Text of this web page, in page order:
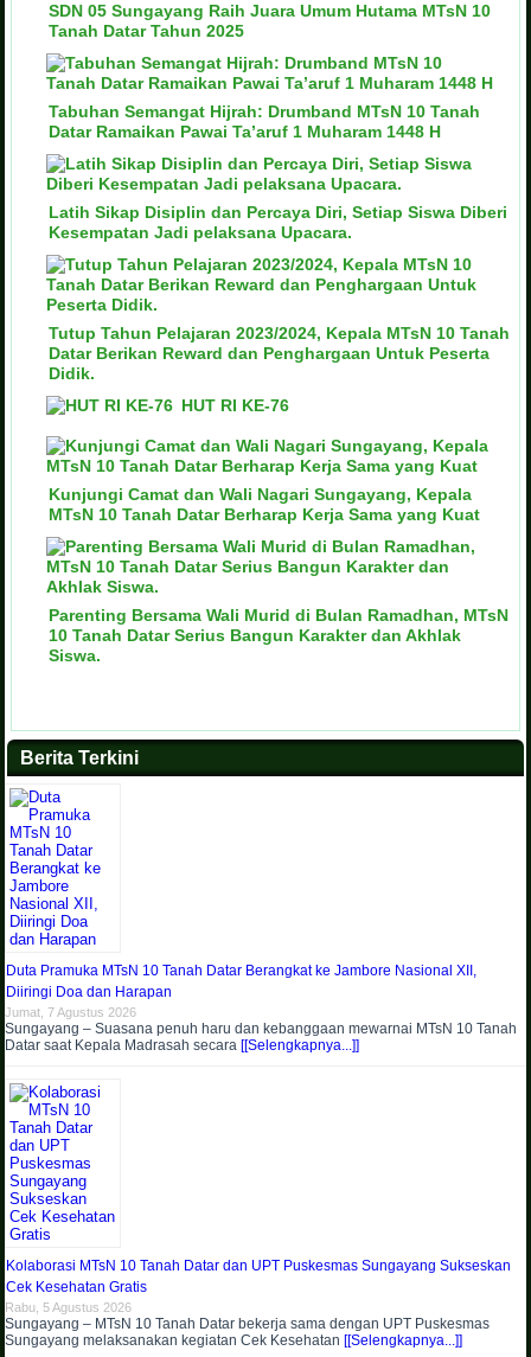
SDN 05 Sungayang Raih Juara Umum Hutama MTsN 10
Tanah Datar Tahun 2025
Tabuhan Semangat Hijrah: Drumband MTsN 10 Tanah
Datar Ramaikan Pawai Ta’aruf 1 Muharam 1448 H
Latih Sikap Disiplin dan Percaya Diri, Setiap Siswa Diberi
Kesempatan Jadi pelaksana Upacara.
Tutup Tahun Pelajaran 2023/2024, Kepala MTsN 10 Tanah
Datar Berikan Reward dan Penghargaan Untuk Peserta
Didik.
HUT RI KE-76
Kunjungi Camat dan Wali Nagari Sungayang, Kepala
MTsN 10 Tanah Datar Berharap Kerja Sama yang Kuat
Parenting Bersama Wali Murid di Bulan Ramadhan, MTsN
10 Tanah Datar Serius Bangun Karakter dan Akhlak
Siswa.
Berita Terkini
Duta Pramuka MTsN 10 Tanah Datar Berangkat ke Jambore Nasional XII,
Diiringi Doa dan Harapan
Jumat, 7 Agustus 2026
Sungayang – Suasana penuh haru dan kebanggaan mewarnai MTsN 10 Tanah
Datar saat Kepala Madrasah secara [[Selengkapnya...]]
Kolaborasi MTsN 10 Tanah Datar dan UPT Puskesmas Sungayang Sukseskan
Cek Kesehatan Gratis
Rabu, 5 Agustus 2026
Sungayang – MTsN 10 Tanah Datar bekerja sama dengan UPT Puskesmas
Sungayang melaksanakan kegiatan Cek Kesehatan [[Selengkapnya...]]